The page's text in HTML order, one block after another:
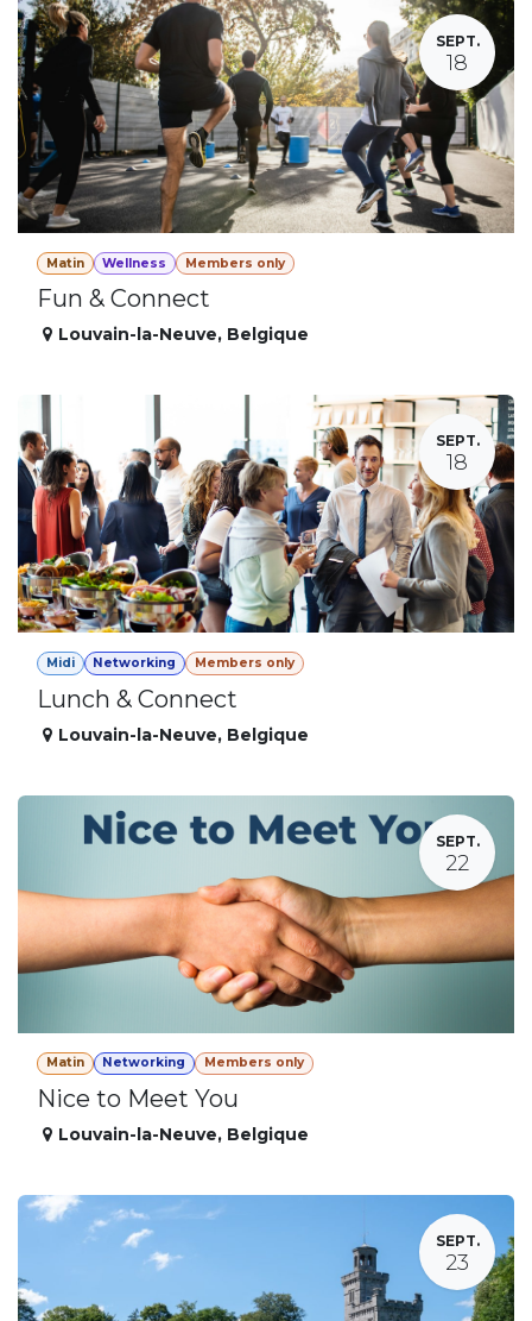
SEPT.
18
Matin Wellness Members only
Fun & Connect
Louvain-la-Neuve, Belgique
SEPT.
18
Midi Networking Members only
Lunch & Connect
Louvain-la-Neuve, Belgique
SEPT.
22
Matin Networking Members only
Nice to Meet You
Louvain-la-Neuve, Belgique
SEPT.
23